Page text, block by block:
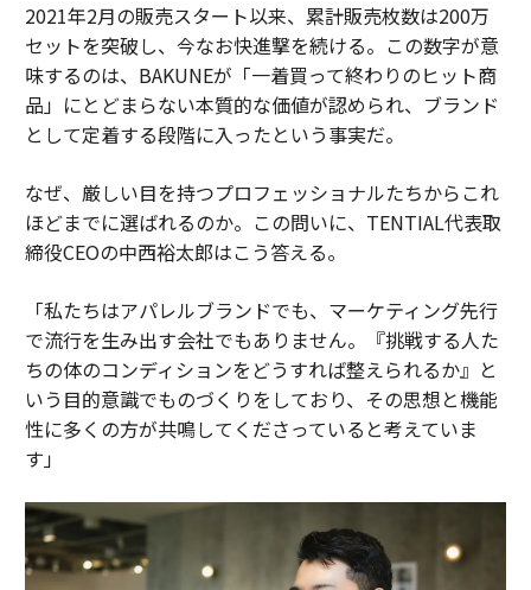
2021年2月の販売スタート以来、累計販売枚数は200万
セットを突破し、今なお快進撃を続ける。この数字が意
味するのは、BAKUNEが「一着買って終わりのヒット商
品」にとどまらない本質的な価値が認められ、ブランド
として定着する段階に入ったという事実だ。
なぜ、厳しい目を持つプロフェッショナルたちからこれ
ほどまでに選ばれるのか。この問いに、TENTIAL代表取
締役CEOの中西裕太郎はこう答える。
「私たちはアパレルブランドでも、マーケティング先行
で流行を生み出す会社でもありません。『挑戦する人た
ちの体のコンディションをどうすれば整えられるか』と
いう目的意識でものづくりをしており、その思想と機能
性に多くの方が共鳴してくださっていると考えていま
す」